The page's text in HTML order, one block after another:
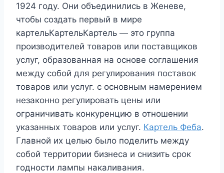
1924 году. Они объединились в Женеве,
чтобы создать первый в мире
картельКартельКартель — это группа
производителей товаров или поставщиков
услуг, образованная на основе соглашения
между собой для регулирования поставок
товаров или услуг. с основным намерением
незаконно регулировать цены или
ограничивать конкуренцию в отношении
указанных товаров или услуг. Картель Феба.
Главной их целью было поделить между
собой территории бизнеса и снизить срок
годности лампы накаливания.